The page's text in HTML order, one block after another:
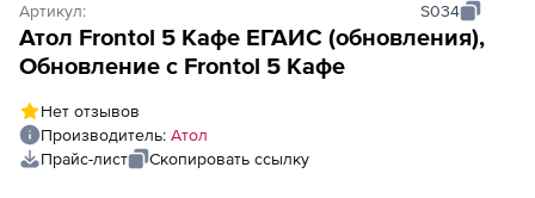
Артикул: S034
Атол Frontol 5 Кафе ЕГАИС (обновления),
Обновление с Frontol 5 Кафе
Нет отзывов
Производитель: Атол
Прайс-лист
Скопировать ссылку